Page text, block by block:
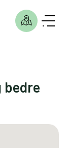
bedre